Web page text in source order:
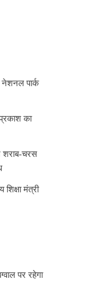
पार्क
का
शराब-चरस
मंत्री
पर रहेगा